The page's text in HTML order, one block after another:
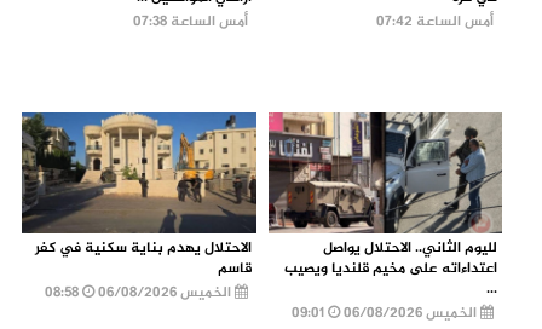
أمس الساعة 07:42
أمس الساعة 07:38
لليوم الثاني.. الاحتلال يواصل
اعتداءاته على مخيم قلنديا ويصيب
...
الخميس 06/08/2026
الاحتلال يهدم بناية سكنية في كفر
قاسم
الخميس 06/08/2026
08:58